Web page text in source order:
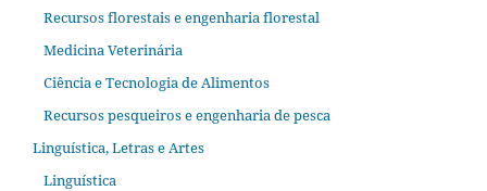
Recursos florestais e engenharia florestal
Medicina Veterinária
Ciência e Tecnologia de Alimentos
Recursos pesqueiros e engenharia de pesca
Linguística, Letras e Artes
Linguística